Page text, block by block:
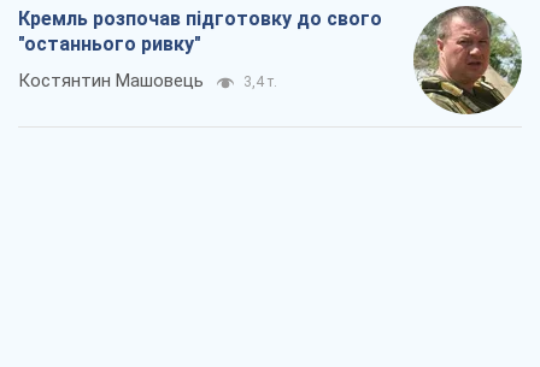
Кремль розпочав підготовку до свого
"останнього ривку"
Костянтин Машовець 3,4 т.